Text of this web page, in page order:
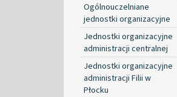
Ogólnouczelniane
jednostki organizacyjne
Jednostki organizacyjne
administracji centralnej
Jednostki organizacyjne
administracji Filii w
Płocku